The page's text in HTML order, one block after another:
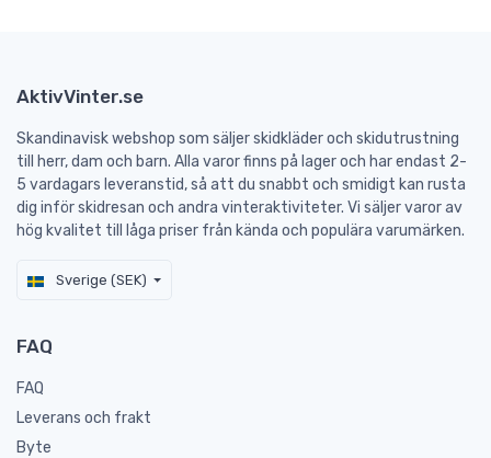
AktivVinter.se
Skandinavisk webshop som säljer skidkläder och skidutrustning
till herr, dam och barn. Alla varor finns på lager och har endast 2-
5 vardagars leveranstid, så att du snabbt och smidigt kan rusta
dig inför skidresan och andra vinteraktiviteter. Vi säljer varor av
hög kvalitet till låga priser från kända och populära varumärken.
Sverige (SEK)
FAQ
FAQ
Leverans och frakt
Byte